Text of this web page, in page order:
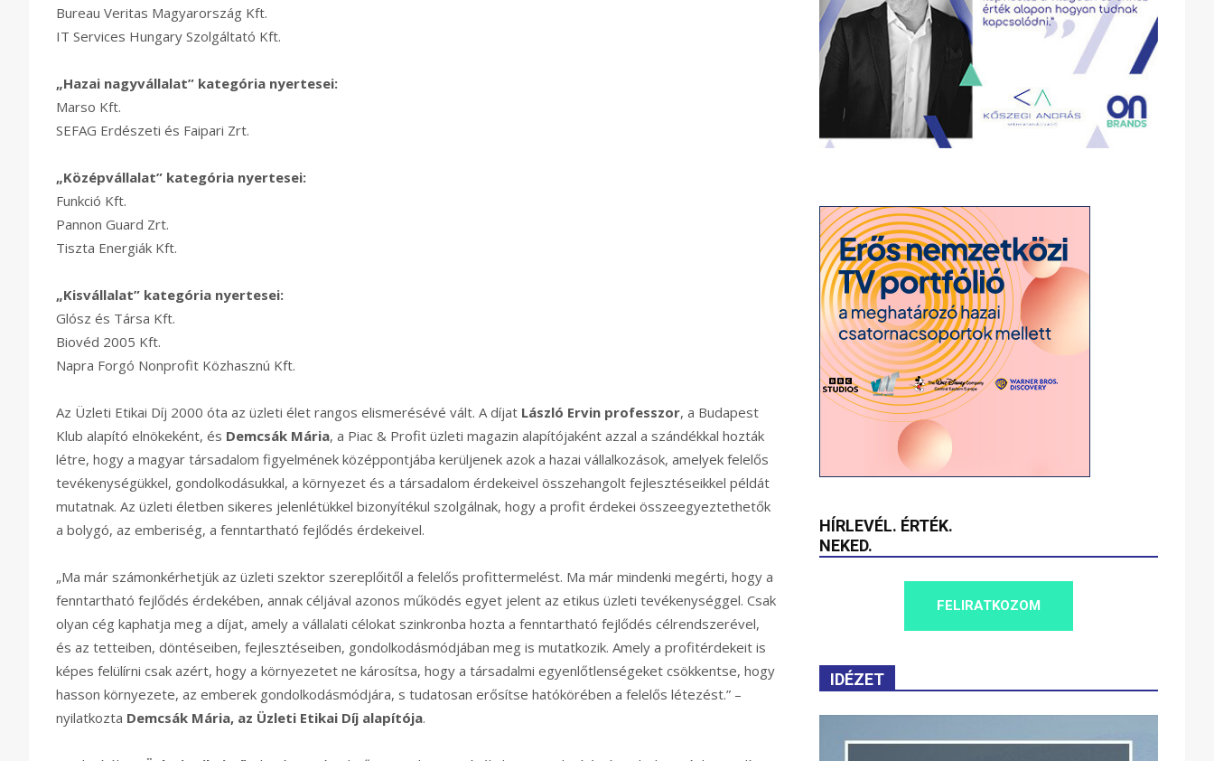
Bureau Veritas Magyarország Kft.
IT Services Hungary Szolgáltató Kft.
„Hazai nagyvállalat” kategória nyertesei:
Marso Kft.
SEFAG Erdészeti és Faipari Zrt.
„Középvállalat” kategória nyertesei:
Funkció Kft.
Pannon Guard Zrt.
Tiszta Energiák Kft.
„Kisvállalat” kategória nyertesei:
Glósz és Társa Kft.
Biovéd 2005 Kft.
Napra Forgó Nonprofit Közhasznú Kft.
Az Üzleti Etikai Díj 2000 óta az üzleti élet rangos elismerésévé vált. A díjat László Ervin professzor, a Budapest
Klub alapító elnökeként, és Demcsák Mária, a Piac & Profit üzleti magazin alapítójaként azzal a szándékkal hozták
létre, hogy a magyar társadalom figyelmének középpontjába kerüljenek azok a hazai vállalkozások, amelyek felelős
tevékenységükkel, gondolkodásukkal, a környezet és a társadalom érdekeivel összehangolt fejlesztéseikkel példát
mutatnak. Az üzleti életben sikeres jelenlétükkel bizonyítékul szolgálnak, hogy a profit érdekei összeegyeztethetők
a bolygó, az emberiség, a fenntartható fejlődés érdekeivel.
„Ma már számonkérhetjük az üzleti szektor szereplőitől a felelős profittermelést. Ma már mindenki megérti, hogy a
fenntartható fejlődés érdekében, annak céljával azonos működés egyet jelent az etikus üzleti tevékenységgel. Csak
olyan cég kaphatja meg a díjat, amely a vállalati célokat szinkronba hozta a fenntartható fejlődés célrendszerével,
és az tetteiben, döntéseiben, fejlesztéseiben, gondolkodásmódjában meg is mutatkozik. Amely a profitérdekeit is
képes felülírni csak azért, hogy a környezetet ne károsítsa, hogy a társadalmi egyenlőtlenségeket csökkentse, hogy
hasson környezete, az emberek gondolkodásmódjára, s tudatosan erősítse hatókörében a felelős létezést.” –
nyilatkozta Demcsák Mária, az Üzleti Etikai Díj alapítója.
HÍRLEVÉL. ÉRTÉK.
NEKED.
FELIRATKOZOM
IDÉZET